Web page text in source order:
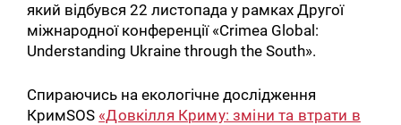
який відбувся 22 листопада у рамках Другої
міжнародної конференції «Crimea Global:
Understanding Ukraine through the South».
Спираючись на екологічне дослідження
КримSOS «Довкілля Криму: зміни та втрати в